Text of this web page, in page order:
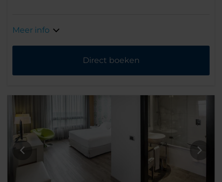
Meer info
Direct boeken